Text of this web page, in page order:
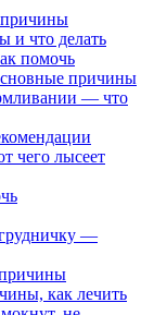
и что делать
помочь
причины
— что
чего лысеет
грудничку —
как лечить